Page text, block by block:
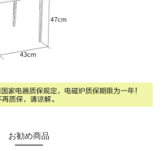
お勧め商品